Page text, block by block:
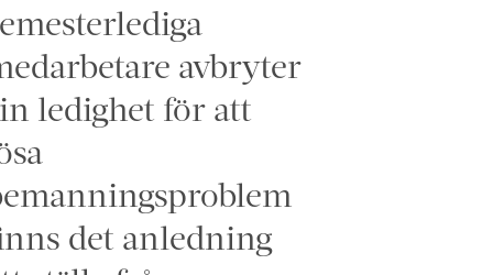
avbryter
ledighet för att
det anledning